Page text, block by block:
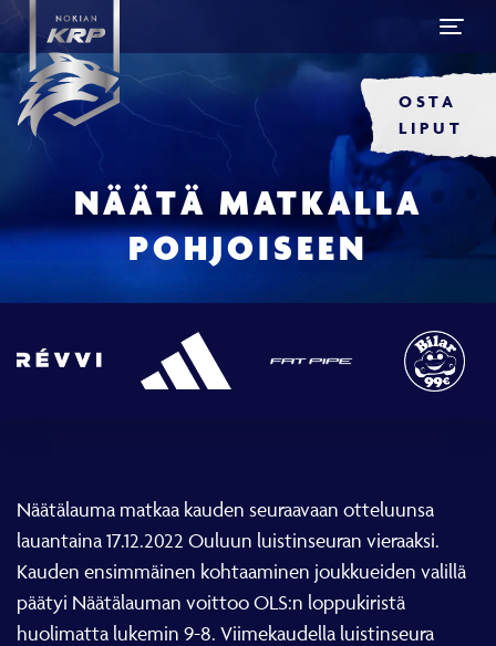
OSTA
LIPUT
NÄÄTÄ MATKALLA
POHJOISEEN
Näätälauma matkaa kauden seuraavaan otteluunsa
lauantaina 17.12.2022 Ouluun luistinseuran vieraaksi.
Kauden ensimmäinen kohtaaminen joukkueiden valillä
päätyi Näätälauman voittoo OLS:n loppukiristä
huolimatta lukemin 9-8. Viimekaudella luistinseura